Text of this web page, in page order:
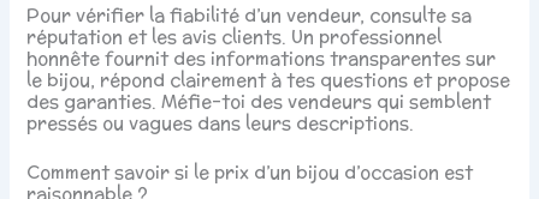
Pour vérifier la fiabilité d’un vendeur, consulte sa
réputation et les avis clients. Un professionnel
honnête fournit des informations transparentes sur
le bijou, répond clairement à tes questions et propose
des garanties. Méfie-toi des vendeurs qui semblent
pressés ou vagues dans leurs descriptions.
Comment savoir si le prix d’un bijou d’occasion est
raisonnable ?